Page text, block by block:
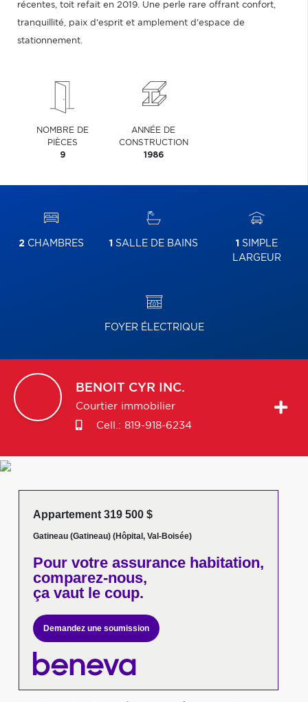
récentes, toit refait en 2019. Une perle rare offrant confort,
tranquillité, paix d'esprit et amplement d'espace de
stationnement.
NOMBRE DE
PIÈCES
9
ANNÉE DE
CONSTRUCTION
1986
2 CHAMBRES 1 SALLE DE BAINS 1 SIMPLE
LARGEUR
FOYER ÉLECTRIQUE
BENOIT CYR INC.
Courtier immobilier
Cell.: 819-918-6234
Appartement 319 500 $
Gatineau (Gatineau) (Hôpital, Val-Boisée)
Pour votreassurance habitation,
comparez-nous,
ça vaut le coup.
Demandez une soumission